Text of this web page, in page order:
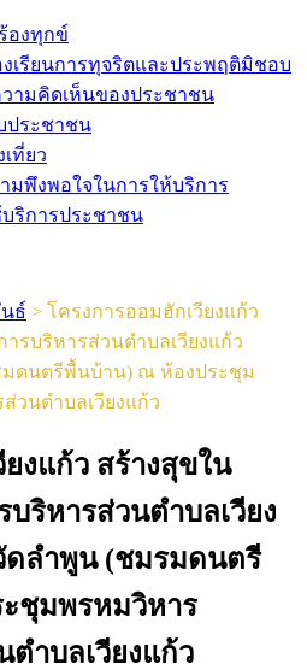
องทุกข์
งเรียนการทุจริตและประพฤติมิชอบ
ามคิดเห็นของประชาชน
ประชาชน
ที่ยว
มพึงพอใจในการให้บริการ
ริการประชาชน
ธ์ > โครงการออมฮักเวียงแก้ว
รบริหารส่วนตำบลเวียงแก้ว
มดนตรีพื้นบ้าน) ณ ห้องประชุม
วนตำบลเวียงแก้ว
งแก้ว สร้างสุขใน
ริหารส่วนตำบลเวียง
ดลำพูน (ชมรมดนตรี
ชุมพรหมวิหาร
ตำบลเวียงแก้ว